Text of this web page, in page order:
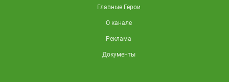
Главные Герои
О канале
Реклама
Документы